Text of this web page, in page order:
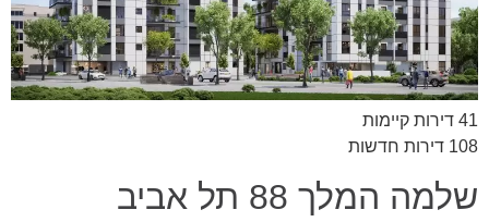
41 דירות קיימות
108 דירות חדשות
שלמה המלך 88 תל אביב